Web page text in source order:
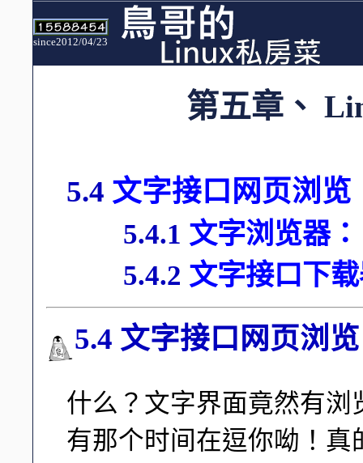
since2012/04/23
第五章、
5.4 文字接口网页浏览
5.4.1 文字浏览器
5.4.2 文字接口下
5.4 文字接口网页浏览
什么？文字界面竟然有
有那个时间在逗你呦！